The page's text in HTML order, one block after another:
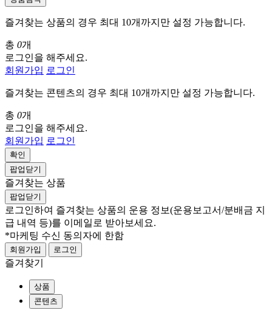
즐겨찾는 상품의 경우 최대 10개까지만 설정 가능합니다.
총 0개
로그인을 해주세요.
회원가입 로그인
즐겨찾는 콘텐츠의 경우 최대 10개까지만 설정 가능합니다.
총 0개
로그인을 해주세요.
회원가입 로그인
확인
팝업닫기
즐겨찾는 상품
팝업닫기
로그인하여 즐겨찾는 상품의 운용 정보(운용보고서/분배금 지
급 내역 등)를 이메일로 받아보세요.
*마케팅 수신 동의자에 한함
회원가입 로그인
즐겨찾기
상품
콘텐츠